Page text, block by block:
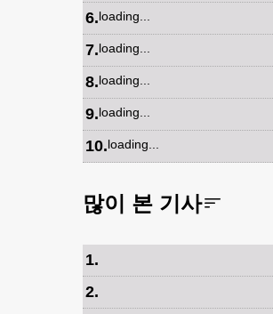
6.loading...
7.loading...
8.loading...
9.loading...
10.loading...
많이 본 기사
1.
2.